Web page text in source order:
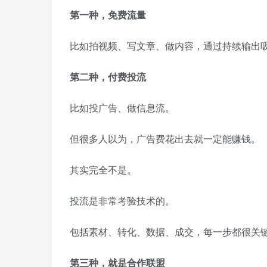
第一种，免费流量
比如拍视频、写文章、做内容，通过持续输出
第二种，付费投流
比如投广告、做信息流。
但很多人以为，广告费花出去就一定能赚钱。
其实完全不是。
投流是非常考验技术的。
包括素材、转化、数据、成交，每一步都很关键
第三种，就是合作联盟